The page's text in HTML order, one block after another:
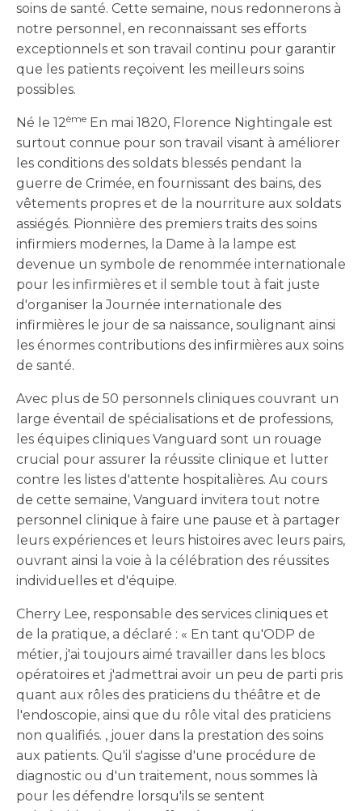
soins de santé. Cette semaine, nous redonnerons à
notre personnel, en reconnaissant ses efforts
exceptionnels et son travail continu pour garantir
que les patients reçoivent les meilleurs soins
possibles.
Né le 12ème En mai 1820, Florence Nightingale est
surtout connue pour son travail visant à améliorer
les conditions des soldats blessés pendant la
guerre de Crimée, en fournissant des bains, des
vêtements propres et de la nourriture aux soldats
assiégés. Pionnière des premiers traits des soins
infirmiers modernes, la Dame à la lampe est
devenue un symbole de renommée internationale
pour les infirmières et il semble tout à fait juste
d'organiser la Journée internationale des
infirmières le jour de sa naissance, soulignant ainsi
les énormes contributions des infirmières aux soins
de santé.
Avec plus de 50 personnels cliniques couvrant un
large éventail de spécialisations et de professions,
les équipes cliniques Vanguard sont un rouage
crucial pour assurer la réussite clinique et lutter
contre les listes d'attente hospitalières. Au cours
de cette semaine, Vanguard invitera tout notre
personnel clinique à faire une pause et à partager
leurs expériences et leurs histoires avec leurs pairs,
ouvrant ainsi la voie à la célébration des réussites
individuelles et d'équipe.
Cherry Lee, responsable des services cliniques et
de la pratique, a déclaré : « En tant qu'ODP de
métier, j'ai toujours aimé travailler dans les blocs
opératoires et j'admettrai avoir un peu de parti pris
quant aux rôles des praticiens du théâtre et de
l'endoscopie, ainsi que du rôle vital des praticiens
non qualifiés. , jouer dans la prestation des soins
aux patients. Qu'il s'agisse d'une procédure de
diagnostic ou d'un traitement, nous sommes là
pour les défendre lorsqu'ils se sentent